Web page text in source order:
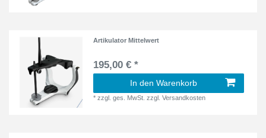
Artikulator Mittelwert
195,00 € *
In den Warenkorb
*zzgl. ges. MwSt. zzgl.Versandkosten